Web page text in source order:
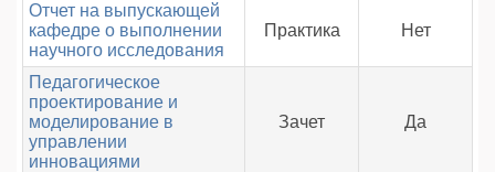
Отчет на выпускающей
кафедре о выполнении
научного исследования
Практика Нет
Педагогическое
проектирование и
моделирование в
управлении
инновациями
Зачет Да